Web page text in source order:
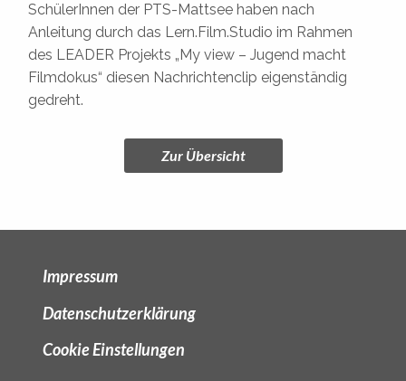
SchülerInnen der PTS-Mattsee haben nach
Anleitung durch das Lern.Film.Studio im Rahmen
des LEADER Projekts „My view – Jugend macht
Filmdokus“ diesen Nachrichtenclip eigenständig
gedreht.
Zur Übersicht
Impressum
Datenschutzerklärung
Cookie Einstellungen